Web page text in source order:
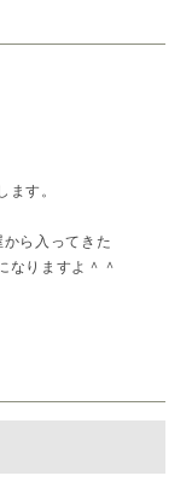
ます。
ら入ってきた
なりますよ＾＾